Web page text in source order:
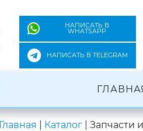
НАПИСАТЬ В
WHATSAPP
НАПИСАТЬ В TELEGRAM
Главная Каталог Запчасти